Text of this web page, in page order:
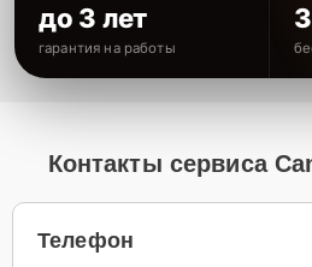
до 3 лет
гарантия на работы
Контакты сервиса
Телефон